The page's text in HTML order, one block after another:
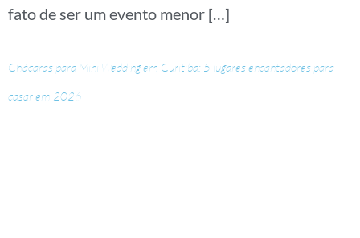
fato de ser um evento menor […]
Chácaras para Mini Wedding em Curitiba: 5 lugares encantadores para
casar em 2026